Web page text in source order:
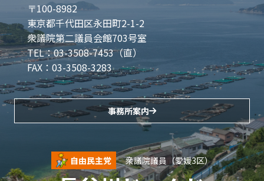
〒100-8982
東京都千代田区永田町2-1-2
衆議院第二議員会館703号室
TEL：03-3508-7453（直）
FAX：03-3508-3283
事務所案内
自由民主党 衆議院議員（愛媛3区）